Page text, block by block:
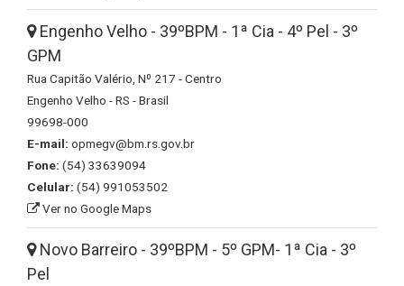
Engenho Velho - 39ºBPM - 1ª Cia - 4º Pel - 3º
GPM
Rua Capitão Valério, Nº 217 - Centro
Engenho Velho - RS - Brasil
99698-000
E-mail: opmegv@bm.rs.gov.br
Fone: (54) 33639094
Celular: (54) 991053502
Ver no Google Maps
Novo Barreiro - 39ºBPM - 5º GPM- 1ª Cia - 3º
Pel